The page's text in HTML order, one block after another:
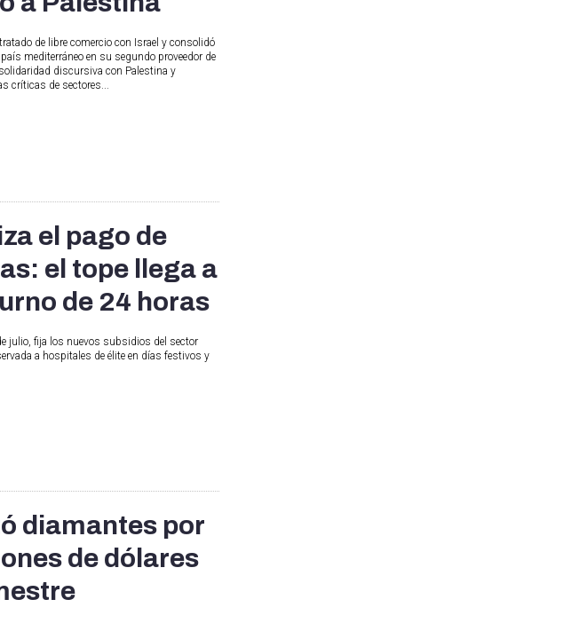
de libre comercio con Israel y consolidó
mediterráneo en su segundo proveedor de
discursiva con Palestina y
críticas de sectores...
el pago de
el tope llega a
de 24 horas
julio, fija los nuevos subsidios del sector
a hospitales de élite en días festivos y
diamantes por
de dólares